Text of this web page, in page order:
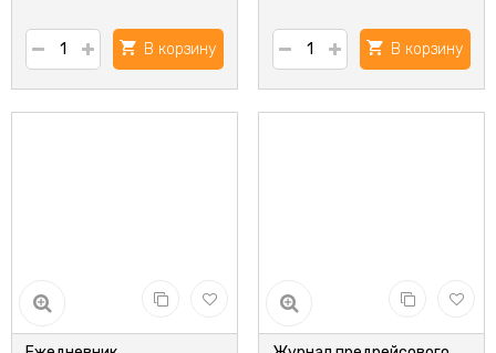
В корзину В корзину